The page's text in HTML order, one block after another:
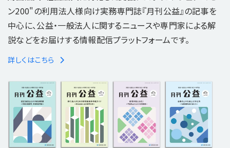
ン200"の利用法人様向け実務専門誌『月刊公益』の記事を
中心に、公益・一般法人に関するニュースや専門家による解
説などをお届けする情報配信プラットフォームです。
詳しくはこちら